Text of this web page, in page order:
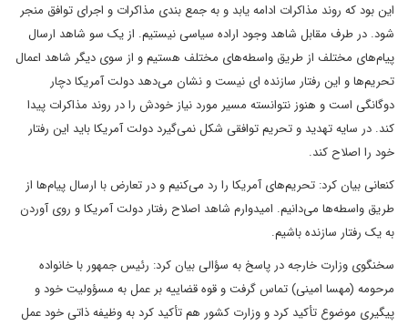
این بود که روند مذاکرات ادامه یابد و به جمع بندی مذاکرات و اجرای توافق منجر
شود. در طرف مقابل شاهد وجود اراده سیاسی نیستیم. از یک سو شاهد ارسال
پیام‌های مختلف از طریق واسطه‌های مختلف هستیم و از سوی دیگر شاهد اعمال
تحریم‌ها و این رفتار سازنده ای نیست و نشان می‌دهد دولت آمریکا دچار
دوگانگی است و هنوز نتوانسته مسیر مورد نیاز خودش را در روند مذاکرات پیدا
کند. در سایه تهدید و تحریم توافقی شکل نمی‌گیرد دولت آمریکا باید این رفتار
خود را اصلاح کند.
کنعانی بیان کرد: تحریم‌های آمریکا را رد می‌کنیم و در تعارض با ارسال پیام‌ها از
طریق واسطه‌ها می‌دانیم. امیدوارم شاهد اصلاح رفتار دولت آمریکا و روی آوردن
به یک رفتار سازنده باشیم.
سخنگوی وزارت خارجه در پاسخ به سؤالی بیان کرد: رئیس جمهور با خانواده
مرحومه (مهسا امینی) تماس گرفت و قوه قضاییه بر عمل به مسؤولیت خود و
پیگیری موضوع تأکید کرد و وزارت کشور هم تأکید کرد به وظیفه ذاتی خود عمل